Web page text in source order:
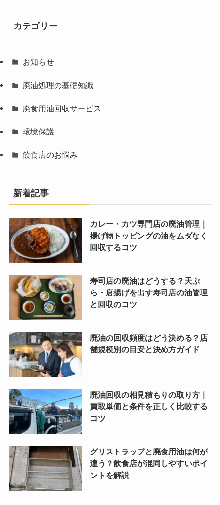
カテゴリー
お知らせ
廃油処理の基礎知識
廃食用油回収サービス
環境保護
飲食店のお悩み
新着記事
カレー・カツ専門店の廃油管理｜
揚げ物トッピングの油をムダなく
回収するコツ
寿司店の廃油はどうする？天ぷ
ら・唐揚げを出す寿司店の油管理
と回収のコツ
廃油の回収頻度はどう決める？店
舗規模別の目安と決め方ガイド
廃油回収の相見積もりの取り方｜
買取単価と条件を正しく比較する
コツ
グリストラップと廃食用油は何が
違う？飲食店が混同しやすいポイ
ントを解説